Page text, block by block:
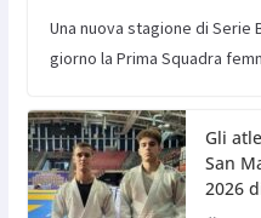
Una nuova stagione di Serie
giorno la Prima Squadra
Gli
San
2026